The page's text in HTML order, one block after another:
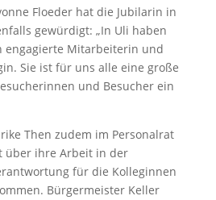
Floeder hat die Jubilarin in
gewürdigt: „In Uli haben
engagierte Mitarbeiterin und
Sie ist für uns alle eine große
und Besucher ein
Then zudem im Personalrat
über ihre Arbeit in der
für die Kolleginnen
Bürgermeister Keller